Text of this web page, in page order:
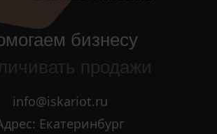
бизнесу
продажи
info@iskariot.ru
Екатеринбург